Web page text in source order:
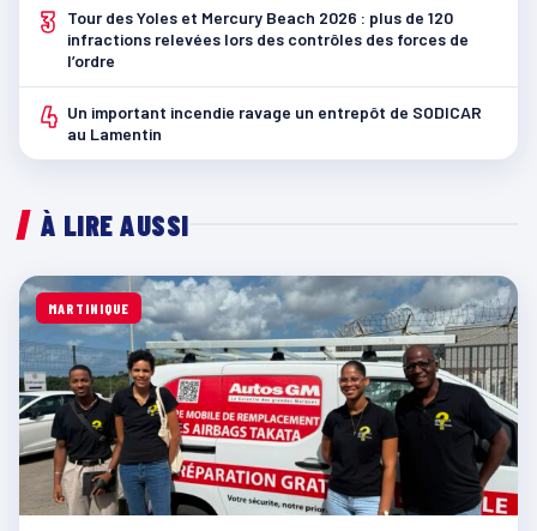
3
Tour des Yoles et Mercury Beach 2026 : plus de 120
infractions relevées lors des contrôles des forces de
l’ordre
4 Un important incendie ravage un entrepôt de SODICAR
au Lamentin
À LIRE AUSSI
MARTINIQUE